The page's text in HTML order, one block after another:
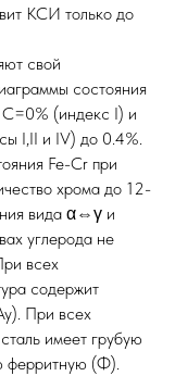
КСИ только до
свой
состояния
С=0% (индекс I) и
I,II и IV) до 0.4%.
Fe-Cr при
хрома до 12-
вида α⇔γ и
углерода не
всех
содержит
При всех
имеет грубую
ферритную (Ф).